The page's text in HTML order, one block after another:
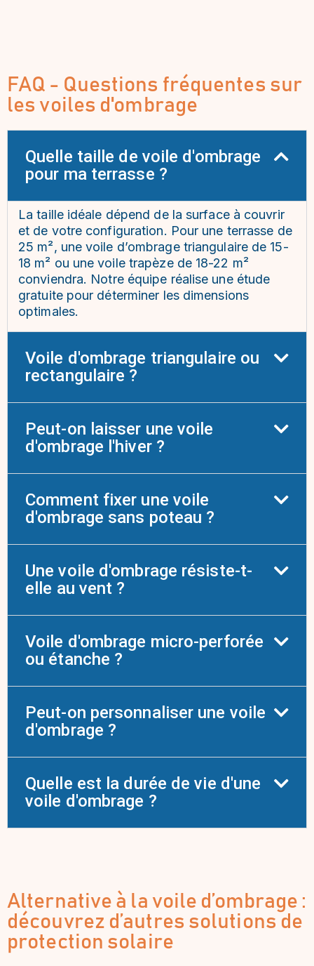
FAQ - Questions fréquentes sur
les voiles d'ombrage
Quelle taille de voile d'ombrage
pour ma terrasse ?
La taille idéale dépend de la surface à couvrir
et de votre configuration. Pour une terrasse de
25 m², une voile d’ombrage triangulaire de 15-
18 m² ou une voile trapèze de 18-22 m²
conviendra. Notre équipe réalise une étude
gratuite pour déterminer les dimensions
optimales.
Voile d'ombrage triangulaire ou
rectangulaire ?
Peut-on laisser une voile
d'ombrage l'hiver ?
Comment fixer une voile
d'ombrage sans poteau ?
Une voile d'ombrage résiste-t-
elle au vent ?
Voile d'ombrage micro-perforée
ou étanche ?
Peut-on personnaliser une voile
d'ombrage ?
Quelle est la durée de vie d'une
voile d'ombrage ?
Alternative à la voile d’ombrage :
découvrez d’autres solutions de
protection solaire